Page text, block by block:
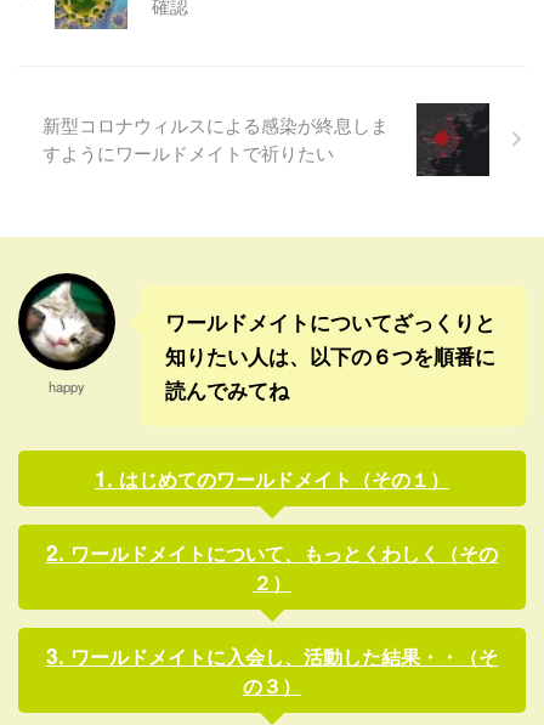
ない御神業になりそうな気が
多くなって、いっそうお忙し
くなられている気がする。 と
いうことは、ひとつのひとつ
分、いっそう神力もより鮮や
かに出るよ ...
は、とりもなおさずそれは温
暖化がストップし、昔のよう
な南極大陸に戻ったというこ
確認
新型コロナウィルスによる感染が終息しま
すようにワールドメイトで祈りたい
happy
ワールドメイトについてざっくりと
知りたい人は、以下の６つを順番に
読んでみてね
はじめてのワールドメイト（その１）
ワールドメイトについて、もっとくわしく（その
２）
ワールドメイトに入会し、活動した結果・・（そ
の３）